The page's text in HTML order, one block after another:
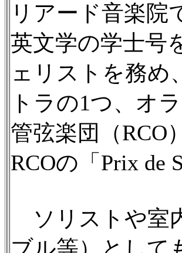
リアード音楽院
英文学の学士号
ェリストを務め
トラの1つ、オ
管弦楽団（RCO
RCOの「Prix de
ソリストや室